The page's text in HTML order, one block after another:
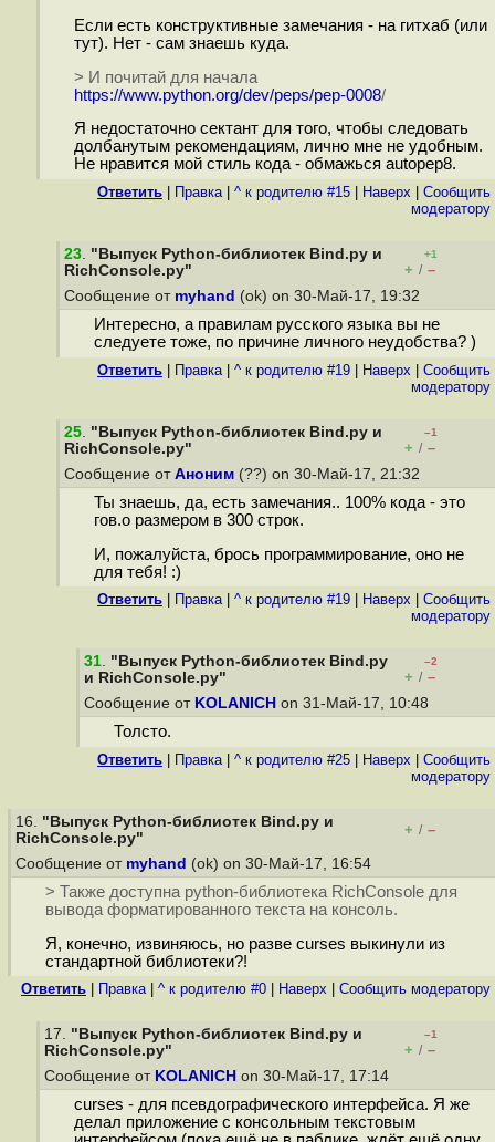
Если есть конструктивные замечания - на гитхаб (или
тут). Нет - сам знаешь куда.
> И почитай для начала
https://www.python.org/dev/peps/pep-0008/
Я недостаточно сектант для того, чтобы следовать
долбанутым рекомендациям, лично мне не удобным.
Не нравится мой стиль кода - обмажься autopep8.
Ответить Правка| ^ к родителю #15 Наверх
Cообщить
модератору
23. "Выпуск Python-библиотек Bind.py и
RichConsole.py"
+1
+ / –
Сообщение от myhand (ok) on 30-Май-17, 19:32
Интересно, а правилам русского языка вы не
следуете тоже, по причине личного неудобства? )
Ответить Правка| ^ к родителю #19 Наверх
Cообщить
модератору
25. "Выпуск Python-библиотек Bind.py и
RichConsole.py"
–1
+ / –
Сообщение от Аноним (??) on 30-Май-17, 21:32
Ты знаешь, да, есть замечания.. 100% кода - это
гов.о размером в 300 строк.
И, пожалуйста, брось программирование, оно не
для тебя! :)
Ответить Правка| ^ к родителю #19 Наверх
Cообщить
модератору
31. "Выпуск Python-библиотек Bind.py
и RichConsole.py"
–2
+ / –
Сообщение от KOLANICH on 31-Май-17, 10:48
Толсто.
Ответить Правка| ^ к родителю #25 Наверх
Cообщить
модератору
16. "Выпуск Python-библиотек Bind.py и
RichConsole.py"
+ / –
Сообщение от myhand (ok) on 30-Май-17, 16:54
> Также доступна python-библиотека RichConsole для
вывода форматированного текста на консоль.
Я, конечно, извиняюсь, но разве curses выкинули из
стандартной библиотеки?!
Ответить Правка| ^ к родителю #0 Наверх Cообщить модератору
17. "Выпуск Python-библиотек Bind.py и
RichConsole.py"
–1
+ / –
Сообщение от KOLANICH on 30-Май-17, 17:14
curses - для псевдографического интерфейса. Я же
делал приложение с консольным текстовым